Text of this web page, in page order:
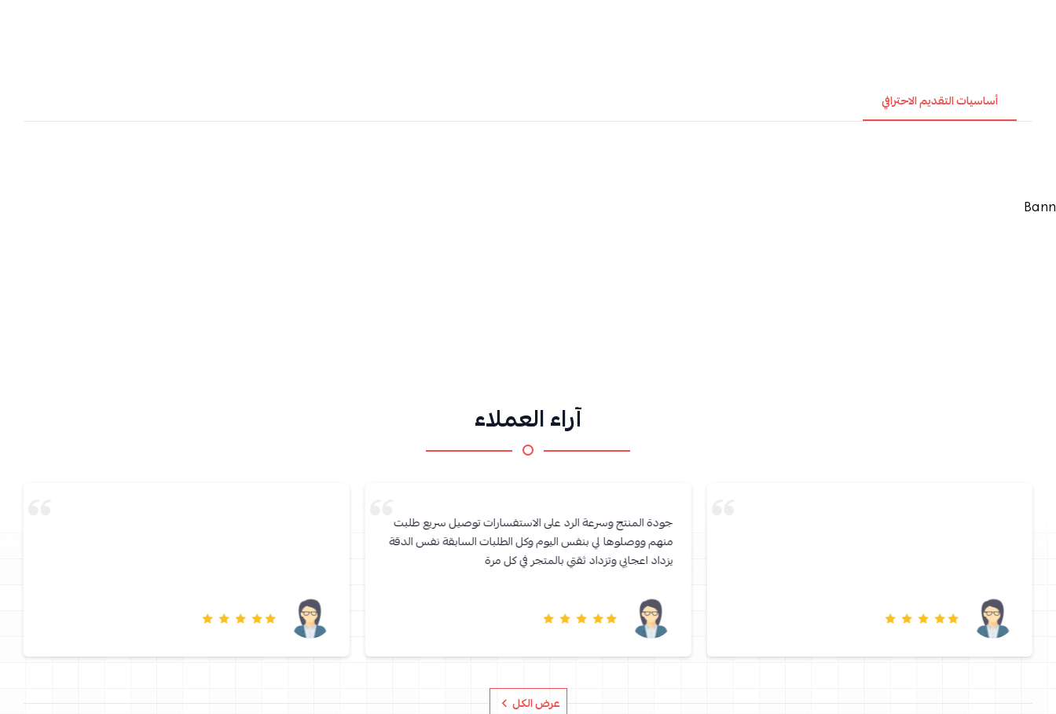
أساسيات التقديم الاحترافي
آراء العملاء
جودة المنتج وسرعة الرد على الاستفسارات توصيل سريع طلبت
منهم ووصلوها لي بنفس اليوم وكل الطلبات السابقة نفس الدقة
يزداد اعجابي وتزداد ثقتي بالمتجر في كل مرة
عرض الكل